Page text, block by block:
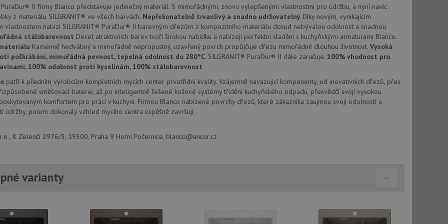
PuraDur® II firmy Blanco představuje jedinečný materiál. S mimořádnými, znovu vylepšenými vlastnostmi pro údržbu, a nyní navíc
z materiálu SILGRANIT® ve všech barvách. Nepřekonatelně trvanlivý a snadno udržovatelný Díky novým, vynikajícím
vlastnostem nabízí SILGRANIT® PuraDur® II barevným dřezům z kompozitního materiálu dosud nebývalou odolnost a snadnou
stálobarevnost Deset atraktivních barev tvoří širokou nabídku a nabízejí perfektní sladění s kuchyňskými armaturami Blanco.
Kamenně hedvábný a mimořádně nepropustný, uzavřený povrch propůjčuje dřezu mimořádně dlouhou životnost. Vysoká
poškrábání, mimořádná pevnost, tepelná odolnost do 280°C. SILGRANIT® PuraDur® II dále zaručuje: 100% vhodnost pro
100% odolnost proti kyselinám, 100% stálobarevnost
patří k předním výrobcům kompletních mycích center prvotřídní kvality. Vzájemně navazující komponenty, od inovativních dřezů, přes
směšovací baterie, až po inteligentně řešené košové systémy třídění kuchyňského odpadu, přesvědčí svojí vysokou
komfortem pro práci v kuchyni. Firmou Blanco nabízené povrchy dřezů, které zákazníka zaujmou svojí odolností a
údržby, potom dokonalý vzhled mycího centra úspěšně završují.
K Zelenči 2976/3, 19300, Praha 9 Horní Počernice, blanco@ancor.cz
varianty
.drezy-
1 rok
1
měsíc
Tento soubor cookie používá Google Analytics k zachování stavu relace.
.youtube.com
6 měsíců
Google LLC
.doubleclick.net
1 rok
Tento soubor cookie nastavuje společnost Doubleclick a
provádí informace o tom, jak koncový uživatel používá
webové stránky a jakoukoli reklamu, kterou koncový uživatel
mohl vidět před návštěvou uvedeného webu.
.seznam.cz
4 týdny 2
dny
Toto je velmi běžný název souboru cookie, ale pokud je
nalezen jako soubor cookie relace, bude pravděpodobně
použit jako pro správu stavu relace.
Google LLC
.doubleclick.net
15 minut
Tento soubor cookie nastavuje společnost DoubleClick
(kterou vlastní společnost Google), aby zjistila, zda prohlížeč
návštěvníka webu podporuje soubory cookie.
Google LLC
Zavřením
Tento soubor cookie nastavuje YouTube ke sledování
Google LLC
3 měsíce
Tento soubor cookie nastavuje společnost Doubleclick a
.youtube.com
nebo starou verzi rozhraní Youtube.